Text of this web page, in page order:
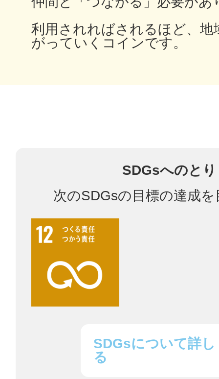
利用されればされるほど、地
がっていくコインです。
SDGsへのと
次のSDGsの目標の達成
SDGsについて詳し
る
高知市
多度津
鎌倉